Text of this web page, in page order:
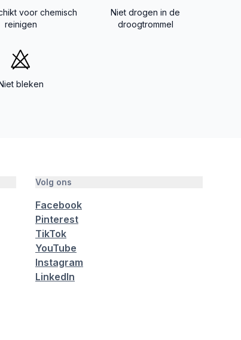
voor chemisch
reinigen
Niet drogen in de
droogtrommel
bleken
Volg ons
Facebook
Pinterest
TikTok
YouTube
Instagram
LinkedIn